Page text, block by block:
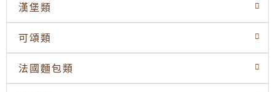
漢堡類
可頌類
法國麵包類